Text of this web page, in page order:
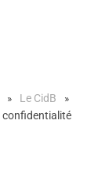
Le CidB
confidentialité